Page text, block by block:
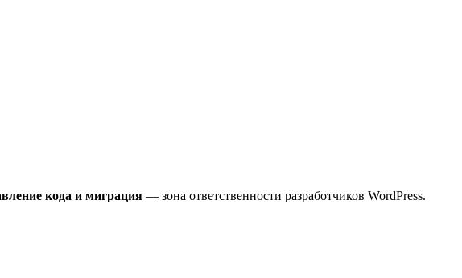
кода и миграция — зона ответственности разработчиков WordPress.